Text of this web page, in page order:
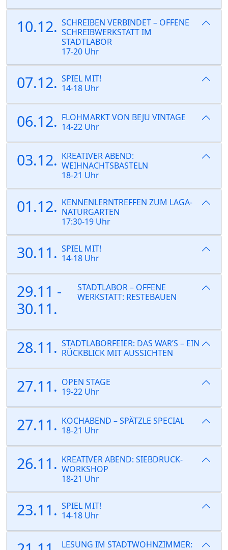
10.12. SCHREIBEN VERBINDET – OFFENE
SCHREIBWERKSTATT IM
STADTLABOR
17-20 Uhr
07.12. SPIEL MIT!
14-18 Uhr
06.12. FLOHMARKT VON BEJU VINTAGE
14-22 Uhr
03.12. KREATIVER ABEND:
WEIHNACHTSBASTELN
18-21 Uhr
01.12. KENNENLERNTREFFEN ZUM LAGA-
NATURGARTEN
17:30-19 Uhr
30.11. SPIEL MIT!
14-18 Uhr
29.11 -
30.11.
STADTLABOR – OFFENE
WERKSTATT: RESTEBAUEN
28.11. STADTLABORFEIER: DAS WAR’S – EIN
RÜCKBLICK MIT AUSSICHTEN
27.11. OPEN STAGE
19-22 Uhr
27.11. KOCHABEND – SPÄTZLE SPECIAL
18-21 Uhr
26.11. KREATIVER ABEND: SIEBDRUCK-
WORKSHOP
18-21 Uhr
23.11. SPIEL MIT!
14-18 Uhr
LESUNG IM STADTWOHNZIMMER: